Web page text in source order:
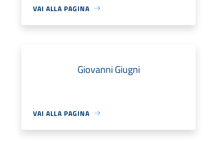
VAI ALLA PAGINA
Giovanni Giugni
VAI ALLA PAGINA